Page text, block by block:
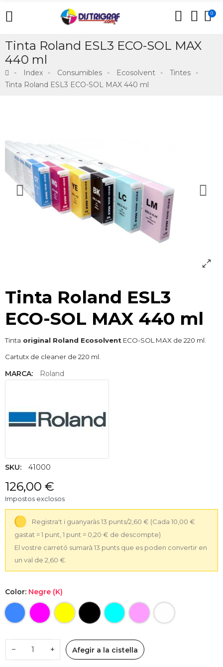
0
Tinta Roland ESL3 ECO-SOL MAX
440 ml
Index Consumibles Ecosolvent
Tintes
Tinta Roland ESL3 ECO-SOL MAX 440 ml
Tinta Roland ESL3
ECO-SOL MAX 440 ml
Tinta original Roland Ecosolvent ECO-SOL MAX de 220 ml.
Cartutx de cleaner de 220 ml.
MARCA: Roland
SKU: 41000
126,00 €
Impostos exclosos
Registra't i guanyaràs 13 punts/2,60 € (Cada 10,00 €
gastat = 1 punt, 1 punt = 0,20 € de descompte)
El vostre carretó sumarà 13 punts que es poden convertir en
un val de 2,60 €.
Color: Negre (K)
− + Afegir a la cistella